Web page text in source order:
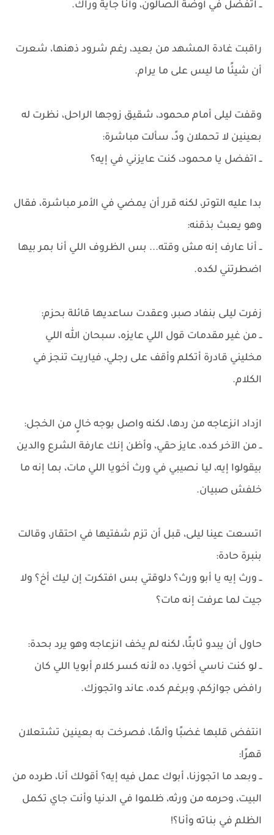
ــ اتفضل في أوضة الصالون، وأنا جاية وراك.
راقبت غادة المشهد من بعيد، رغم شرود ذهنها، شعرت
أن شيئًا ما ليس على ما يرام.
وقفت ليلى أمام محمود، شقيق زوجها الراحل، نظرت له
بعينين لا تحملان ودً، سألت مباشرة:
ــ اتفضل يا محمود، كنت عايزني في إيه؟
بدا عليه التوتر، لكنه قرر أن يمضي في الأمر مباشرة، فقال
وهو يعبث بذقنه:
ــ أنا عارف إنه مش وقته... بس الظروف اللي أنا بمر بيها
اضطرتني لكده.
زفرت ليلى بنفاد صبر، وعقدت ساعديها قائلة بحزم:
ــ من غير مقدمات قول اللي عايزه، سبحان الله اللي
مخليني قادرة أتكلم وأقف على رجلي، فياريت تنجز في
الكلام.
ازداد انزعاجه من ردها، لكنه واصل بوجه خالٍ من الخجل:
ــ من الآخر كده، عايز حقي، وأظن إنك عارفة الشرع والدين
بيقولوا إيه، ليا نصيبي في ورث أخويا اللي مات، بما إنه ما
خلفش صبيان.
اتسعت عينا ليلى، قبل أن تزم شفتيها في احتقار، وقالت
بنبرة حادة:
ــ ورث إيه يا أبو ورث؟ دلوقتي بس افتكرت إن ليك أخ؟ ولا
جيت لما عرفت إنه مات؟
حاول أن يبدو ثابتًا، لكنه لم يخف انزعاجه وهو يرد بحدة:
ــ لو كنت ناسي أخويا، ده لأنه كسر كلام أبويا اللي كان
رافض جوازكم، وبرغم كده، عاند واتجوزك.
انتفض قلبها غضبًا وألمًا، فصرخت به بعينين تشتعلان
قهرًا:
ــ وبعد ما اتجوزنا، أبوك عمل فيه إيه؟ أقولك أنا، طرده من
البيت، وحرمه من ورثه، ظلموا في الدنيا وأنت جاي تكمل
الظلم في بناته وأنا؟!